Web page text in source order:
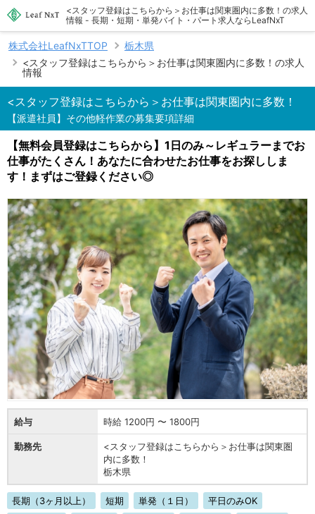
<スタッフ登録はこちらから＞お仕事は関東圏内に多数！の求人
情報 - 長期・短期・単発バイト・パート求人ならLeafNxT
株式会社LeafNxTTOP
栃木県
<スタッフ登録はこちらから＞お仕事は関東圏内に多数！の求人
情報
<スタッフ登録はこちらから＞お仕事は関東圏内に多数！
【派遣社員】その他軽作業の募集要項詳細
【無料会員登録はこちらから】1日のみ～レギュラーまでお
仕事がたくさん！あなたに合わせたお仕事をお探ししま
す！まずはご登録ください◎
給与 時給 1200円 〜 1800円
勤務先
<スタッフ登録はこちらから＞お仕事は関東圏
内に多数！
栃木県
長期（3ヶ月以上） 短期 単発（１日）
平日のみOK